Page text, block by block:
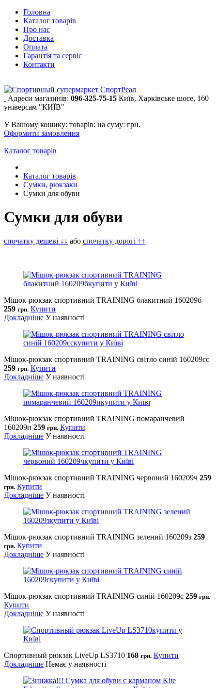
Головна
Каталог товарів
Про нас
Доставка
Оплата
Гарантія та сервіс
Контакти
Адреси магазинів: 096-325-75-15 Київ, Харківське шосе, 160
універсам "КИЇВ"
У Вашому кошику: товарів: на суму: грн.
Оформити замовлення
Каталог товарів
Каталог товарів
Сумки, рюкзаки
Сумки для обуви
Сумки для обуви
спочатку дешеві ↓↓ або спочатку дорогі ↑↑
Мішок-рюкзак спортивний TRAINING блакитний 160209б
259 грн. Купити
Докладніше У наявності
Мішок-рюкзак спортивний TRAINING світло синій 160209сс
259 грн. Купити
Докладніше У наявності
Мішок-рюкзак спортивний TRAINING помаранчевий
160209п 259 грн. Купити
Докладніше У наявності
Мішок-рюкзак спортивний TRAINING червоний 160209ч 259
грн. Купити
Докладніше У наявності
Мішок-рюкзак спортивний TRAINING зелений 160209з 259
грн. Купити
Докладніше У наявності
Мішок-рюкзак спортивний TRAINING синій 160209с 259 грн.
Купити
Докладніше У наявності
Спортивный рюкзак LiveUp LS3710 168 грн. Купити
Докладніше Немає у наявності